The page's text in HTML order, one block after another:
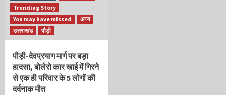
Trending Story
You may have missed
अन्य
उत्तराखंड
पौड़ी
पौड़ी-देवप्रयाग मार्ग पर बड़ा
हादसा, बोलेरो कार खाई में गिरने
से एक ही परिवार के 5 लोगों की
दर्दनाक मौत